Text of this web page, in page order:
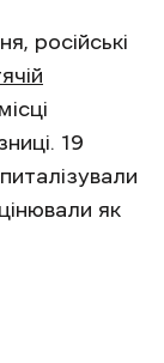
російські
19
як